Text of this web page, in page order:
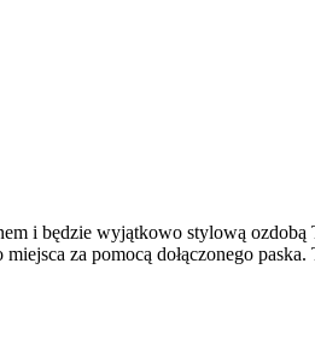
i będzie wyjątkowo stylową
za pomocą dołączonego